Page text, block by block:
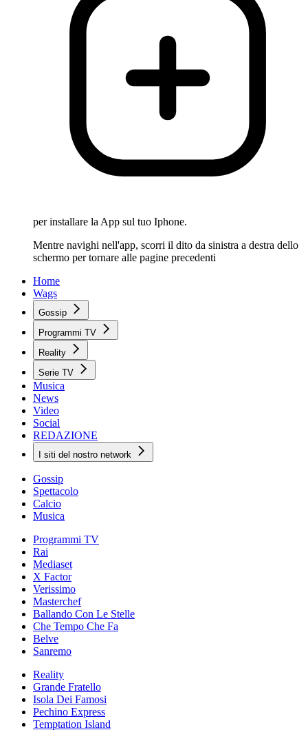
per installare la App sul tuo Iphone.
Mentre navighi nell'app, scorri il dito da sinistra a destra dello
schermo per tornare alle pagine precedenti
Home
Wags
Gossip
Programmi TV
Reality
Serie TV
Musica
News
Video
Social
REDAZIONE
I siti del nostro network
Gossip
Spettacolo
Calcio
Musica
Programmi TV
Rai
Mediaset
X Factor
Verissimo
Masterchef
Ballando Con Le Stelle
Che Tempo Che Fa
Belve
Sanremo
Reality
Grande Fratello
Isola Dei Famosi
Pechino Express
Temptation Island